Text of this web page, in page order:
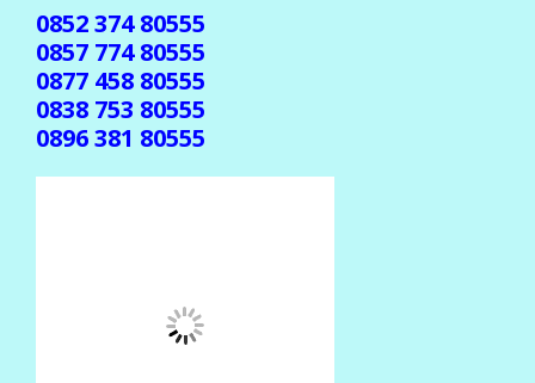
0852 374 80555
0857 774 80555
0877 458 80555
0838 753 80555
0896 381 80555